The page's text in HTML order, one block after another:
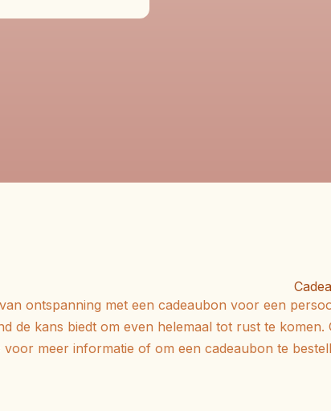
ontspanning met een cadeaubon voor een
de kans biedt om even helemaal tot rust te komen.
meer informatie of om een cadeaubon te